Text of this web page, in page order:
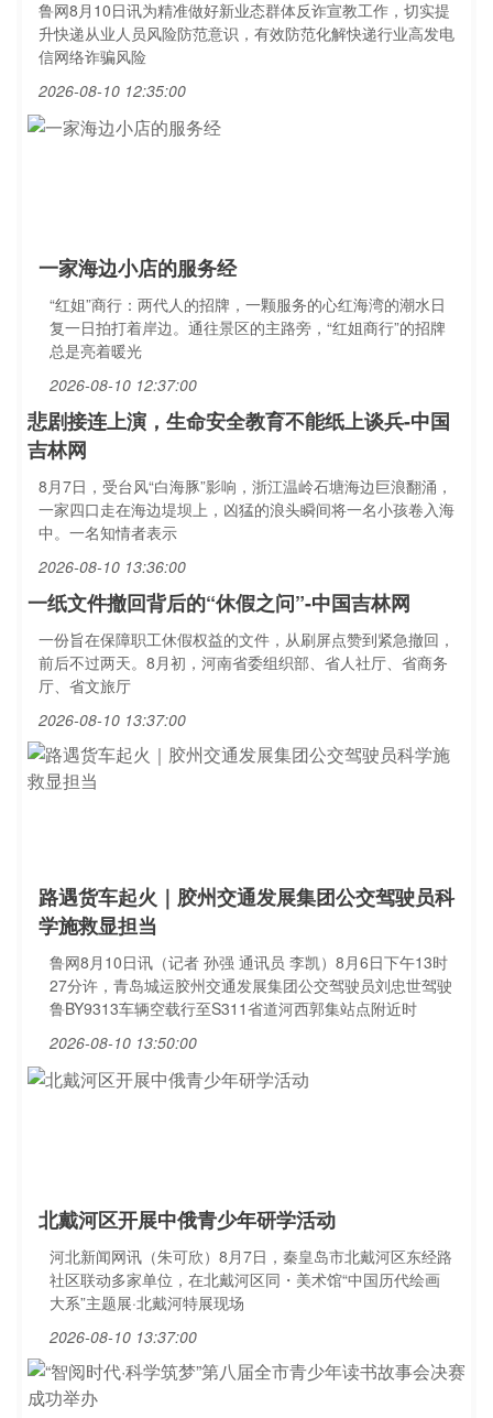
鲁网8月10日讯为精准做好新业态群体反诈宣教工作，切实提
升快递从业人员风险防范意识，有效防范化解快递行业高发电
信网络诈骗风险
2026-08-10 12:35:00
一家海边小店的服务经
“红姐”商行：两代人的招牌，一颗服务的心红海湾的潮水日
复一日拍打着岸边。通往景区的主路旁，“红姐商行”的招牌
总是亮着暖光
2026-08-10 12:37:00
悲剧接连上演，生命安全教育不能纸上谈兵-中国
吉林网
8月7日，受台风“白海豚”影响，浙江温岭石塘海边巨浪翻涌，
一家四口走在海边堤坝上，凶猛的浪头瞬间将一名小孩卷入海
中。一名知情者表示
2026-08-10 13:36:00
一纸文件撤回背后的“休假之问”-中国吉林网
一份旨在保障职工休假权益的文件，从刷屏点赞到紧急撤回，
前后不过两天。8月初，河南省委组织部、省人社厅、省商务
厅、省文旅厅
2026-08-10 13:37:00
路遇货车起火｜胶州交通发展集团公交驾驶员科
学施救显担当
鲁网8月10日讯（记者 孙强 通讯员 李凯）8月6日下午13时
27分许，青岛城运胶州交通发展集团公交驾驶员刘忠世驾驶
鲁BY9313车辆空载行至S311省道河西郭集站点附近时
2026-08-10 13:50:00
北戴河区开展中俄青少年研学活动
河北新闻网讯（朱可欣）8月7日，秦皇岛市北戴河区东经路
社区联动多家单位，在北戴河区同・美术馆“中国历代绘画
大系”主题展·北戴河特展现场
2026-08-10 13:37:00